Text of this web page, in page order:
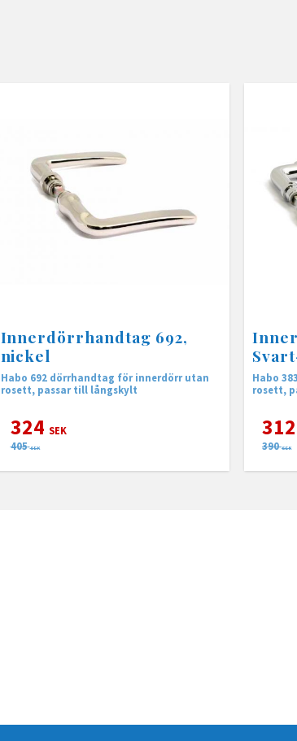
Innerdörrhandtag 692,
nickel
Habo 692 dörrhandtag för innerdörr utan
rosett, passar till långskylt
324 SEK
405 SEK
Habo
rosett,
312
390 SEK